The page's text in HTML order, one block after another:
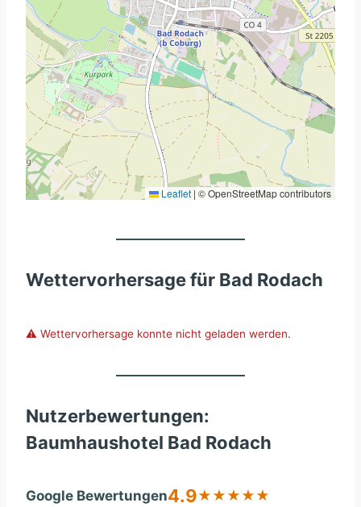
Leaflet | © OpenStreetMap contributors
Wettervorhersage für Bad Rodach
⚠️ Wettervorhersage konnte nicht geladen werden.
Nutzerbewertungen:
Baumhaushotel Bad Rodach
Google Bewertungen4.9★ ★ ★ ★ ★